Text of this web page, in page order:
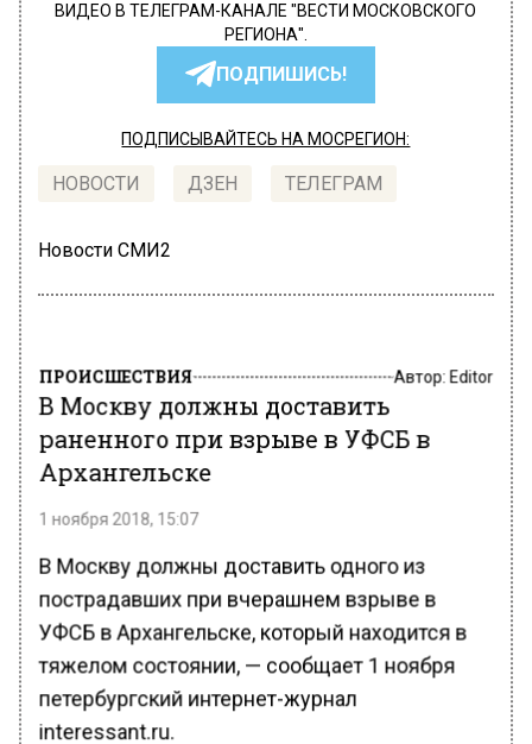
ВИДЕО В ТЕЛЕГРАМ-КАНАЛЕ "ВЕСТИ МОСКОВСКОГО
РЕГИОНА".
ПОДПИШИСЬ!
ПОДПИСЫВАЙТЕСЬ НА МОСРЕГИОН:
НОВОСТИ ДЗЕН ТЕЛЕГРАМ
Новости СМИ2
ПРОИСШЕСТВИЯ Автор:Editor
В Москву должны доставить
раненного при взрыве в УФСБ в
Архангельске
1 ноября 2018, 15:07
В Москву должны доставить одного из
пострадавших при вчерашнем взрыве в
УФСБ в Архангельске, который находится в
тяжелом состоянии, — сообщает 1 ноября
петербургский интернет-журнал
interessant.ru.